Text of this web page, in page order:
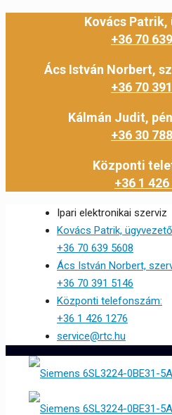
Kovács Patrik,
+36 70
Ács István Norbert,
+36 70
Kálmán Judit,
+36 30
Központi
+36 1
Ipari elektronikai szerviz
Kovács Patrik,
+36 70 639 5608
Ács István Norbert,
+36 70 391 5146
Központi telefonszám:
+36 1 426 1276
service@rtc.hu